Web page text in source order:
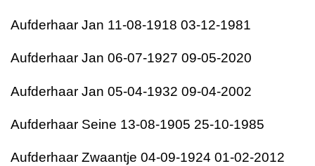
Aufderhaar Jan 11-08-1918 03-12-1981
Aufderhaar Jan 06-07-1927 09-05-2020
Aufderhaar Jan 05-04-1932 09-04-2002
Aufderhaar Seine 13-08-1905 25-10-1985
Aufderhaar Zwaantje 04-09-1924 01-02-2012